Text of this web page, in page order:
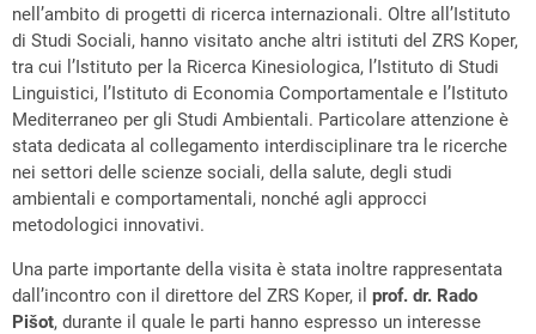
nell’ambito di progetti di ricerca internazionali. Oltre all’Istituto
di Studi Sociali, hanno visitato anche altri istituti del ZRS Koper,
tra cui l’Istituto per la Ricerca Kinesiologica, l’Istituto di Studi
Linguistici, l’Istituto di Economia Comportamentale e l’Istituto
Mediterraneo per gli Studi Ambientali. Particolare attenzione è
stata dedicata al collegamento interdisciplinare tra le ricerche
nei settori delle scienze sociali, della salute, degli studi
ambientali e comportamentali, nonché agli approcci
metodologici innovativi.
Una parte importante della visita è stata inoltre rappresentata
dall’incontro con il direttore del ZRS Koper, il prof. dr. Rado
Pišot, durante il quale le parti hanno espresso un interesse